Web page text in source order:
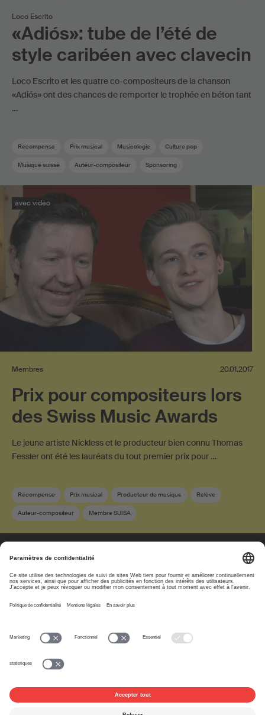
Loco Escrito
«Adiós»: tube de l’été de
style caribéen avec clavecin
Loco Escrito et les quatre co-compositeurs de la chanson
«Adiós» ont des chances de remporter le trophée en béton tant
…
Récompense Prix musical Musicologie Culture pop
Musique suisse Auteur-compositeur Sponsoring
avec vidéo
Membres 20.01.2017
Prix pour compositeurs lors
des Swiss Music Awards
Le jeune artiste Nickless et le producteur bien connu Thomas
Fessler ont été les lauréats du tout premier prix pour …
Récompense Prix musical Producteur de musique Relève
Auteur-compositeur Membre SUISA
www.suisa.ch
responsabilité
Paramètres de confidentialité